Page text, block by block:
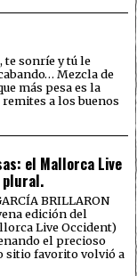
te sonríe y tú le
Mezcla de
más pesa es la
a los buenos
el Mallorca Live
plural.
BRILLARON
edición del
Live Occident)
el precioso
sitio favorito volvió a